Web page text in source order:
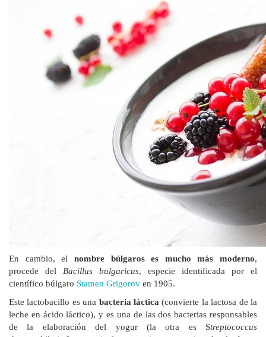
En cambio, el nombre búlgaros es mucho más moderno,
procede del Bacillus bulgaricus, especie identificada por el
científico búlgaro Stamen Grigorov en 1905.
Este lactobacillo es una bacteria láctica (convierte la lactosa de la
leche en ácido láctico), y es una de las dos bacterias responsables
de la elaboración del yogur (la otra es Streptococcus